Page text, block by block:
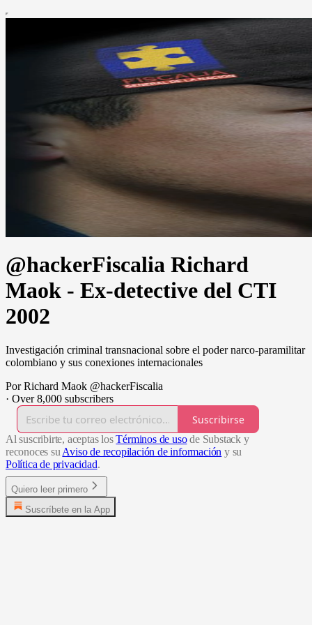
@hackerFiscalia Richard
Maok - Ex-detective del CTI
2002
Investigación criminal transnacional sobre el poder narco-paramilitar
colombiano y sus conexiones internacionales
Por Richard Maok @hackerFiscalia
· Over 8,000 subscribers
Suscribirse
Al suscribirte, aceptas losTérminos de usode Substack y
reconoces suAviso de recopilación de información y su
Política de privacidad.
Quiero leer primero
Suscríbete en la App